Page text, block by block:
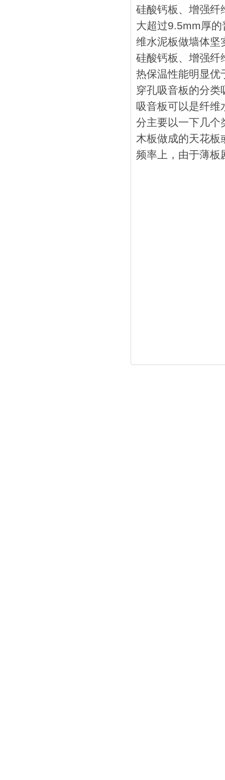
硅酸钙板、增强纤
大超过9.5mm厚
维水泥板做墙体坚
硅酸钙板、增强纤
热保温性能明显优
穿孔吸音板的分
吸音板可以是纤维
分主要以一下几个
木板做成的天花板
频率上，由于薄板